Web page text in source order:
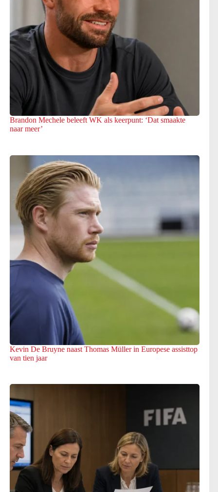
Brandon Mechele beleeft WK als keerpunt: ‘Dat smaakte
naar meer’
Kevin De Bruyne naast Thomas Müller in Europese assisttop
van tien jaar